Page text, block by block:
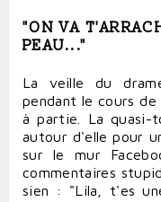
"ON VA
PEAU..."
La veille du
pendant le cours
à partie. La quasi-
autour d'elle pour
sur le mur
commentaires
sien : "Lila, t'es